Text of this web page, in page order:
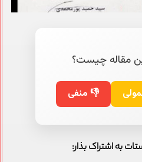
مقاله چیست؟
👎 منفی
به اشتراک بذار: